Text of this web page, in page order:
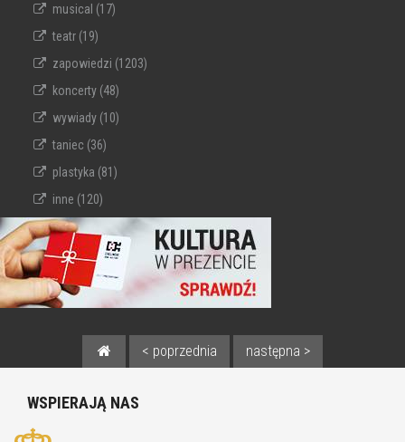
musical (17)
teatr (19)
zapowiedzi (1203)
koncerty (48)
wywiady (10)
taniec (36)
plastyka (81)
inne (120)
< poprzednia następna >
WSPIERAJĄ NAS